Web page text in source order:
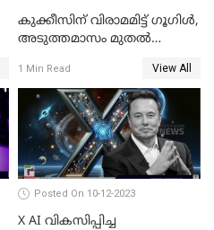
കുക്കീസിന് വിരാമമിട്ട് ഗൂഗിള്‍,
അടുത്തമാസം മുതല്‍
വിലക്കേര്‍പ്പെടുത്തുമെന്ന്
സൂചന
1 Min Read View All
Posted On 10-12-2023
X AI വികസിപ്പിച്ച